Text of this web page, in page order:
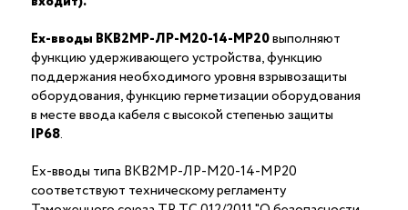
Ex-вводы ВКВ2МР-ЛР-М20-14-МР20выполняют
функцию удерживающего устройства, функцию
поддержания необходимого уровня взрывозащиты
оборудования, функцию герметизации оборудования
в месте ввода кабеля с высокой степенью защиты
IP68.
Ex-вводы типа ВКВ2МР-ЛР-М20-14-МР20
соответствуют техническому регламенту